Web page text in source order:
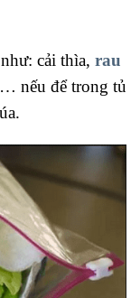
cải thìa, rau
nếu để trong tủ